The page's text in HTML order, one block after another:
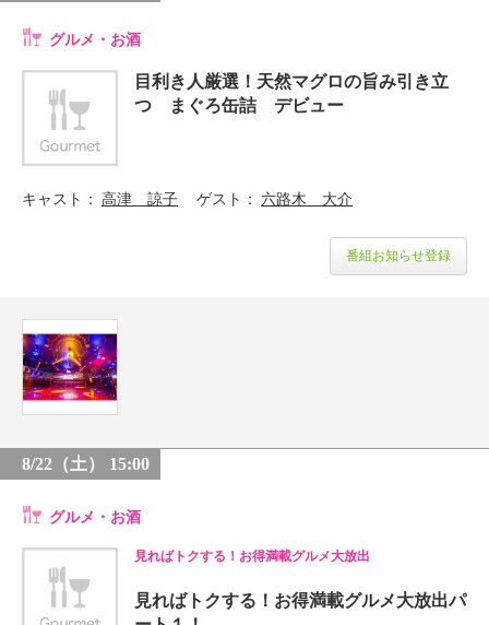
グルメ・お酒
目利き人厳選！天然マグロの旨み引き立
つ まぐろ缶詰 デビュー
キャスト 高津 諒子 ゲスト 六路木 大介
番組お知らせ登録
8/22（土） 15:00
グルメ・お酒
見ればトクする！お得満載グルメ大放出
見ればトクする！お得満載グルメ大放出パ